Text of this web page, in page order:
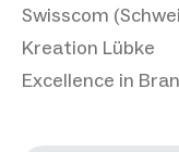
Swisscom
Kreation Lübke
Excellence in